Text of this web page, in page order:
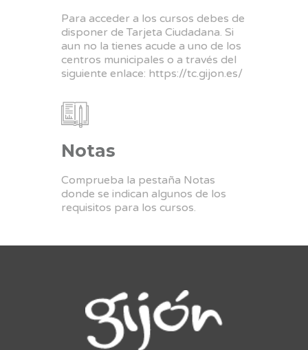
Para acceder a los cursos debes de
disponer de Tarjeta Ciudadana. Si
aun no la tienes acude a uno de los
centros municipales o a través del
siguiente enlace: https://tc.gijon.es/
Notas
Comprueba la pestaña Notas
donde se indican algunos de los
requisitos para los cursos.